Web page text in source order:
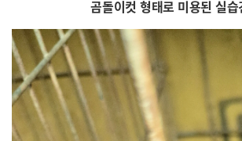
곰돌이컷 형태로 미용된 실습